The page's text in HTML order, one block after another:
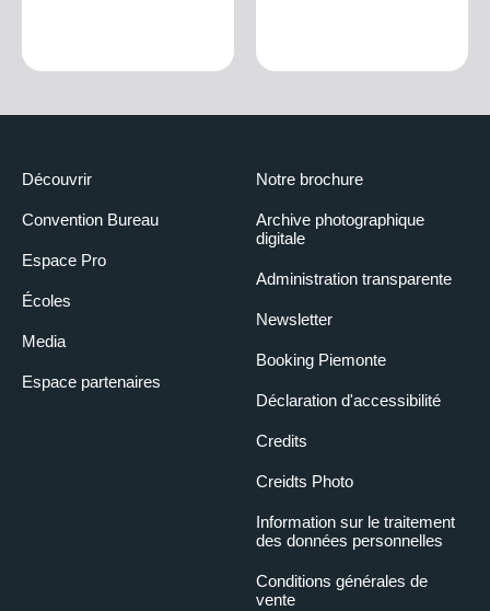
Découvrir
Convention Bureau
Espace Pro
Écoles
Media
Espace partenaires
Notre brochure
Archive photographique
digitale
Administration transparente
Newsletter
Booking Piemonte
Déclaration d'accessibilité
Credits
Creidts Photo
Information sur le traitement
des données personnelles
Conditions générales de
vente